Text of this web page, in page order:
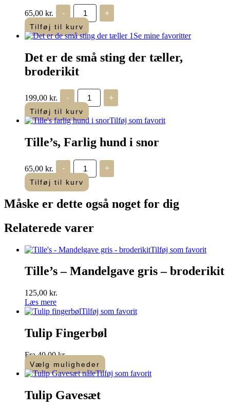
65,00 kr. -
Det
er
de
små
sting
tæller,
mønster
antal
+
Tilføj til kurv
Se mine favoritter
Det er de små sting der tæller,
broderikit
199,00 kr. -
Det
er
de
små
sting
tæller,
broderikit
antal
+
Tilføj til kurv
Tilføj som favorit
Tille’s, Farlig hund i snor
65,00 kr. -
Tille's,
Farlig
hund
i
antal
+
Tilføj til kurv
Måske er dette også noget for dig
Relaterede varer
Tilføj som favorit
Tille’s – Mandelgave gris – broderikit
125,00 kr.
Læs mere
Tilføj som favorit
Tulip Fingerbøl
Fra40,00kr.
Vælg muligheder
Dette
har
flere
Tilføj som favorit
Tulip Gavesæt